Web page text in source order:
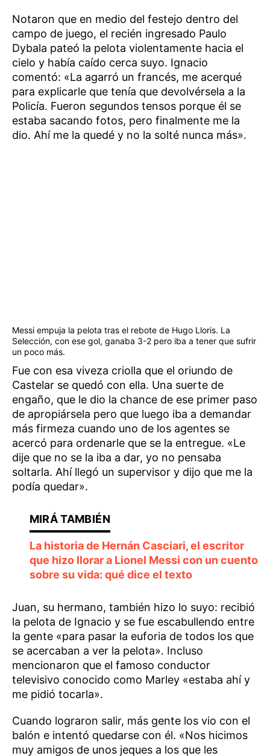
Notaron que en medio del festejo dentro del
campo de juego, el recién ingresado Paulo
Dybala pateó la pelota violentamente hacia el
cielo y había caído cerca suyo. Ignacio
comentó: «La agarró un francés, me acerqué
para explicarle que tenía que devolvérsela a la
Policía. Fueron segundos tensos porque él se
estaba sacando fotos, pero finalmente me la
dio. Ahí me la quedé y no la solté nunca más».
Messi empuja la pelota tras el rebote de Hugo Lloris. La
Selección, con ese gol, ganaba 3-2 pero iba a tener que sufrir
un poco más.
Fue con esa viveza criolla que el oriundo de
Castelar se quedó con ella. Una suerte de
engaño, que le dio la chance de ese primer paso
de apropiársela pero que luego iba a demandar
más firmeza cuando uno de los agentes se
acercó para ordenarle que se la entregue. «Le
dije que no se la iba a dar, yo no pensaba
soltarla. Ahí llegó un supervisor y dijo que me la
podía quedar».
La historia de Hernán Casciari, el escritor
que hizo llorar a Lionel Messi con un cuento
sobre su vida: qué dice el texto
Juan, su hermano, también hizo lo suyo: recibió
la pelota de Ignacio y se fue escabullendo entre
la gente «para pasar la euforia de todos los que
se acercaban a ver la pelota». Incluso
mencionaron que el famoso conductor
televisivo conocido como Marley «estaba ahí y
me pidió tocarla».
Cuando lograron salir, más gente los vio con el
balón e intentó quedarse con él. «Nos hicimos
muy amigos de unos jeques a los que les